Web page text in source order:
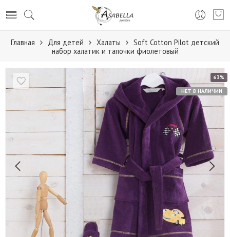
Главная Для детей Халаты
Soft Cotton Pilot детский
набор халатик и тапочки фиолетовый
63%
НЕТ В НАЛИЧИИ